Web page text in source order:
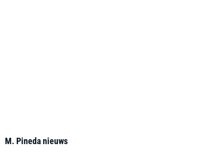
M. Pineda nieuws